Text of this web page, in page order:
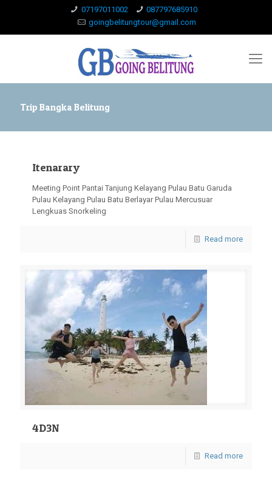
07197011002
087797685910
goingbelitungtour@gmail.com
Trip Bangka Belitung
Itenarary
Meeting Point Pantai Tanjung Kelayang Pulau Batu Garuda
Pulau Kelayang Pulau Batu Berlayar Pulau Mercusuar
Lengkuas Snorkeling
Read more
4D3N
Read more